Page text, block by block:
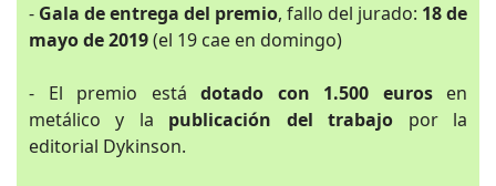
- Gala de entrega del premio, fallo del jurado: 18 de
mayo de 2019(el 19 cae en domingo)
- El premio está dotado con 1.500 eurosen
metálico y la publicación del trabajo por la
editorial Dykinson.